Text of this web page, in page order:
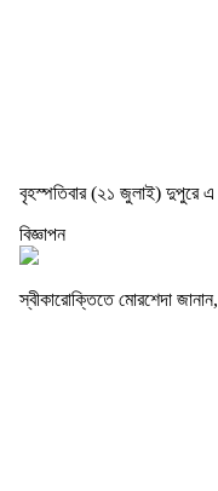
বৃহস্পতিবার (২১ জুলাই) দুপুরে এ
বিজ্ঞাপন
স্বীকারোক্তিতে মোরশেদা